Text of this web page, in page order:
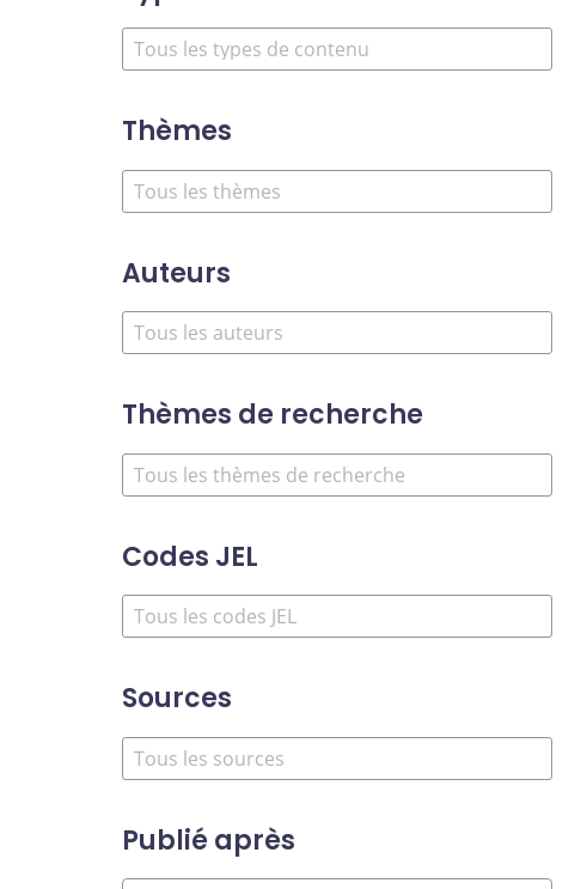
Thèmes
Auteurs
Thèmes de recherche
Codes JEL
Sources
Publié après